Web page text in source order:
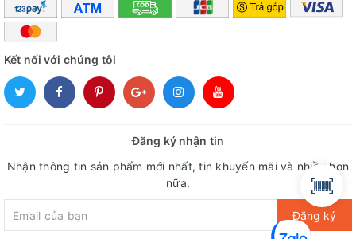
Kết nối với chúng tôi
Đăng ký nhận tin
Nhận thông tin sản phẩm mới nhất, tin khuyến mãi và nhiều hơn
nữa.
Đăng ký